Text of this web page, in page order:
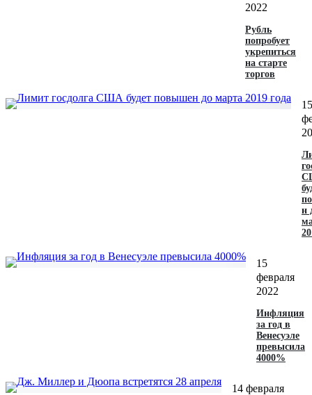
2022
Рубль
попробует
укрепиться
на старте
торгов‍
15
н
15
февраля
2022
Инфляция
за год в
Венесуэле
превысила
4000%
14 февраля